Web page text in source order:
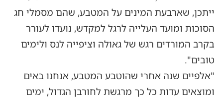
ייתכן, שארבעת המינים על המטבע, שהם מסמלי חג
הסוכות ומועד העלייה לרגל למקדש, נועדו לעורר
בקרב המורדים רגש של גאולה וציפייה לנס ולימים
טובים".
"אלפיים שנה אחרי שהוטבע המטבע, אנחנו באים
ומוצאים עדות כל כך מרגשת לחורבן הגדול, ימים